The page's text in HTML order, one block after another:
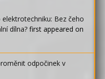
Bez čeho
dílna? first appeared on
odpočinek v